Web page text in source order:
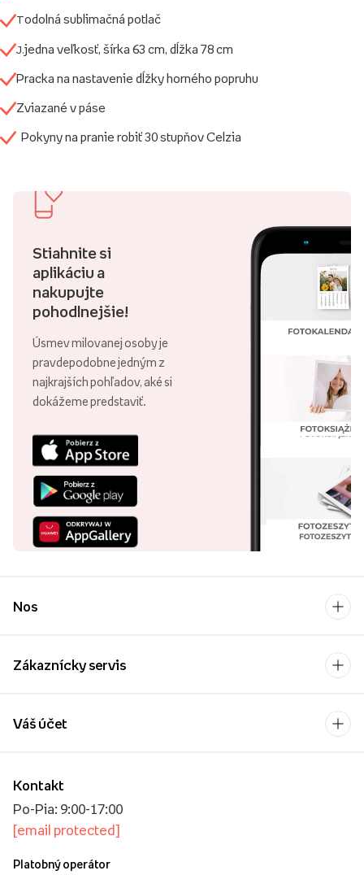
Todolná sublimačná potlač
J. jedna veľkosť, šírka 63 cm, dĺžka 78 cm
Pracka na nastavenie dĺžky horného popruhu
Zviazané v páse
Pokyny na pranie robiť30 stupňov Celzia
Stiahnite si
aplikáciu a
nakupujte
pohodlnejšie!
Úsmev milovanej osoby je
pravdepodobne jedným z
najkrajších pohľadov, aké si
dokážeme predstaviť.
Nos
Zákaznícky servis
Kontakt
Po-Pia: 9:00-17:00
[email protected]
Platobný operátor
Váš účet